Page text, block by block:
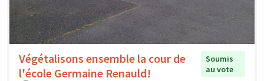
Végétalisons ensemble la cour de
l'école Germaine Renauld!
Soumis
au vote